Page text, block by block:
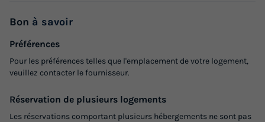
Modifier les dates
588 €
Bon à savoir
Préférences
Pour les préférences telles que l'emplacement de votre logement,
veuillez contacter le fournisseur.
Réservation de plusieurs logements
Les réservations comportant plusieurs hébergements ne sont pas